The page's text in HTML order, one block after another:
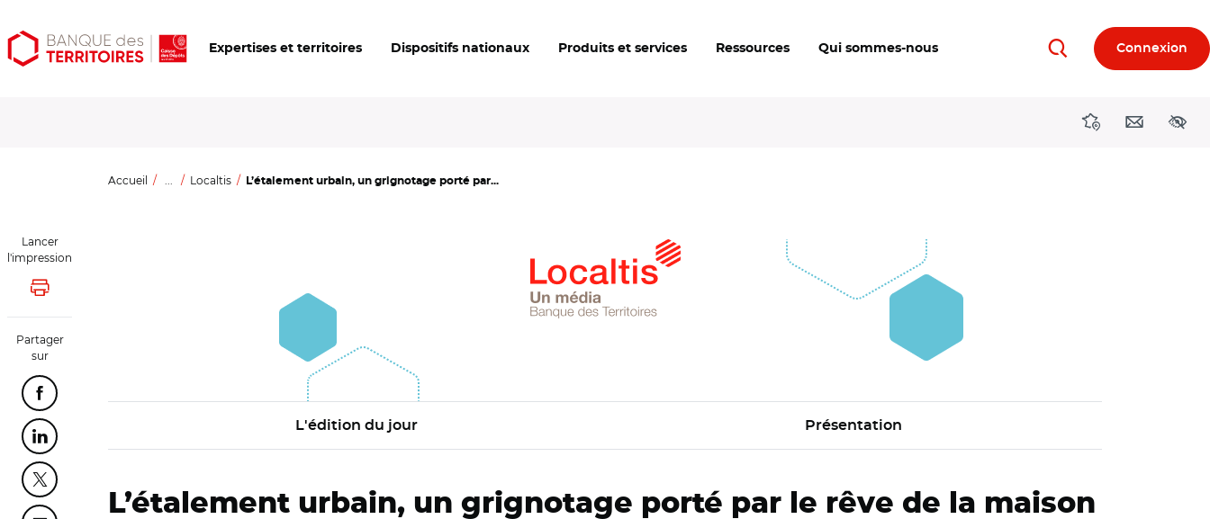
Aller
au
Aller
au
Ouvrir
les
Expertises et territoires Dispositifs nationaux Produits et services Ressources Qui sommes-nous RechercherConnexion
DirectionsContact
Accueil ... Localtis L’étalement urbain, un grignotage porté par...
L'édition du jour Présentation
Lancer
l'impression
Lancer l'impression
Partager
sur
Partager cette page sur Facebook
Partager cette page sur Linkedin
Partager cette page sur Twitter
L’étalement urbain, un grignotage porté par le rêve de la maison